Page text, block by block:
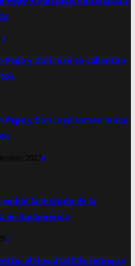
0
y Don José se calientan
y Don José toman mate
2022 0
la historia de la
en Sudamérica
0
el Hospital Illia refuerza